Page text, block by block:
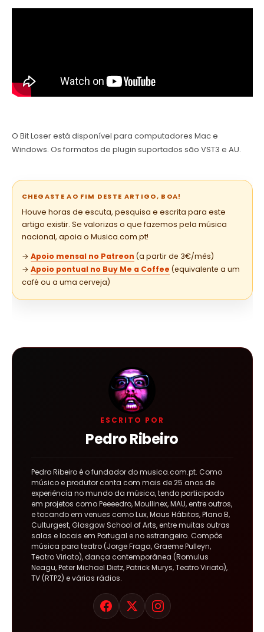
O Bit Loser está disponível para computadores Mac e
Windows. Os formatos de plugin suportados são VST3 e AU.
CHEGASTE AO FIM DESTE ARTIGO, BOA!
Houve horas de escuta, pesquisa e escrita para este
artigo existir. Se valorizas o que fazemos pela música
nacional, apoia o Musica.com.pt!
→ Apoio mensal no Patreon (a partir de 3€/mês)
→ Apoio pontual no Buy Me a Coffee (equivalente a um
café ou a uma cerveja)
ESCRITO POR
Pedro Ribeiro
Pedro Ribeiro é o fundador do musica.com.pt. Como
músico e produtor conta com mais de 25 anos de
experiência no mundo da música, tendo participado
em projetos como Peeeedro, Moullinex, MAU, entre outros,
e tocando em venues como Lux, Maus Hábitos, Plano B,
Culturgest, Glasgow School of Arts, entre muitas outras
salas e locais em Portugal e no estrangeiro. Compôs
música para teatro (Jorge Fraga, Graeme Pulleyn,
Teatro Viriato), dança contemporânea (Romulus
Neagu, Peter Michael Dietz, Patrick Murys, Teatro Viriato),
TV (RTP2) e várias rádios.